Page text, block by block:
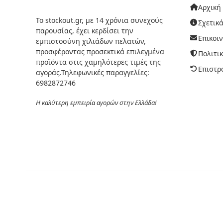
Το stockout.gr, με 14 χρόνια συνεχούς
παρουσίας, έχει κερδίσει την
εμπιστοσύνη χιλιάδων πελατών,
προσφέροντας προσεκτικά επιλεγμένα
προϊόντα στις χαμηλότερες τιμές της
αγοράς.Τηλεφωνικές παραγγελίες:
6982872746
Η καλύτερη εμπειρία αγορών στην Ελλάδα!
Αρχική